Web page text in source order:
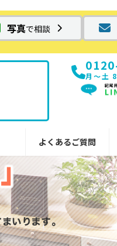
写真で相談
月〜土
よくあるご質問